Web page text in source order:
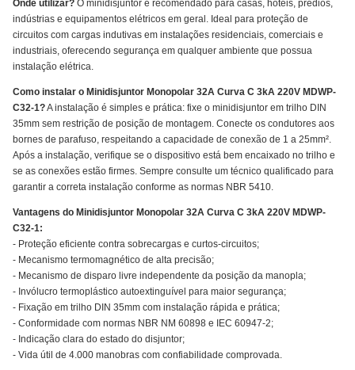
Onde utilizar? O minidisjuntor é recomendado para casas, hotéis, prédios,
indústrias e equipamentos elétricos em geral. Ideal para proteção de
circuitos com cargas indutivas em instalações residenciais, comerciais e
industriais, oferecendo segurança em qualquer ambiente que possua
instalação elétrica.
Como instalar o Minidisjuntor Monopolar 32A Curva C 3kA 220V MDWP-
C32-1?A instalação é simples e prática: fixe o minidisjuntor em trilho DIN
35mm sem restrição de posição de montagem. Conecte os condutores aos
bornes de parafuso, respeitando a capacidade de conexão de 1 a 25mm².
Após a instalação, verifique se o dispositivo está bem encaixado no trilho e
se as conexões estão firmes. Sempre consulte um técnico qualificado para
garantir a correta instalação conforme as normas NBR 5410.
Vantagens do Minidisjuntor Monopolar 32A Curva C 3kA 220V MDWP-
C32-1:
- Proteção eficiente contra sobrecargas e curtos-circuitos;
- Mecanismo termomagnético de alta precisão;
- Mecanismo de disparo livre independente da posição da manopla;
- Invólucro termoplástico autoextinguível para maior segurança;
- Fixação em trilho DIN 35mm com instalação rápida e prática;
- Conformidade com normas NBR NM 60898 e IEC 60947-2;
- Indicação clara do estado do disjuntor;
- Vida útil de 4.000 manobras com confiabilidade comprovada.